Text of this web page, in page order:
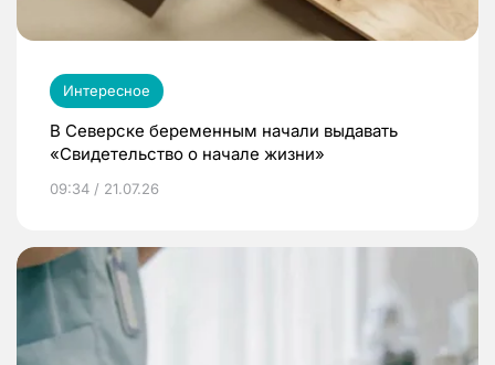
Интересное
В Северске беременным начали выдавать
«Свидетельство о начале жизни»
09:34 / 21.07.26